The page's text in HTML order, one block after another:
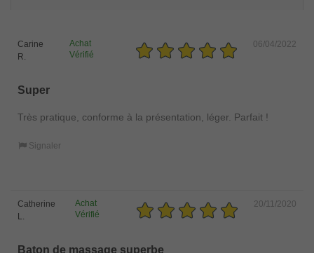
Carine
R.
Achat
Vérifié
06/04/2022
Super
Très pratique, conforme à la présentation, léger. Parfait !
Signaler
Catherine
L.
Achat
Vérifié
20/11/2020
Baton de massage superbe